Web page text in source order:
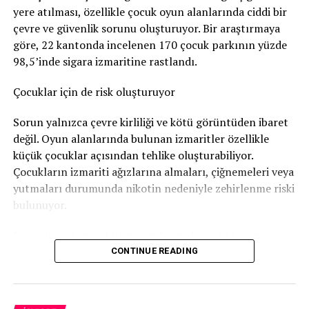
Nötigung (zorlama)suçundan ceza verildi.
96 gün soruşturma tutukluluğunda kaldı
para cezasıverdi. Bu ceza şartlı olarak hükme bağlandı.
Ancak adam soruşturma sırasında96 gün tutuklu
kaldığıiçin bu süre cezadan mahsup edildi. Böylece
geriye 24 günlük, yani1.920 franklıkşartlı ceza kaldı.
Bunun yanında800 frank para cezasıödemesine karar
verildi.
frank diğer yargılama giderlerinikarşılaması
gerekiyor.
Daha önce de hüküm giymiş
yere atılması, özellikle çocuk oyun alanlarında ciddi bir
çevre ve güvenlik sorunu oluşturuyor. Bir araştırmaya
göre, 22 kantonda incelenen 170 çocuk parkının yüzde
98,5’inde sigara izmaritine rastlandı.
Çocuklar için de risk oluşturuyor
Sorun yalnızca çevre kirliliği ve kötü görüntüden ibaret
değil. Oyun alanlarında bulunan izmaritler özellikle
küçük çocuklar açısından tehlike oluşturabiliyor.
Çocukların izmariti ağızlarına almaları, çiğnemeleri veya
yutmaları durumunda nikotin nedeniyle zehirlenme riski
bulunuyor.
izmariti sorununa karşı özel kampanyalar yürütüyor.
Bern’den dikkat çeken kampanya
CONTINUE READING